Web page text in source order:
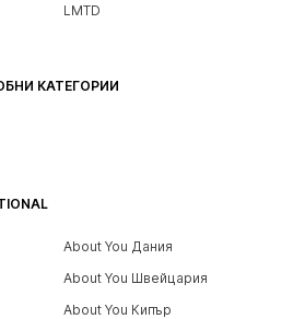
LMTD
КАТЕГОРИИ
About You Дания
About You Швейцария
About You Кипър